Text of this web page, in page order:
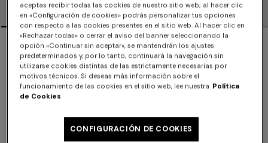
NOVIDADES
Top cruzado en viscosa lamé con trabajo
raschel
aceptas recibir todas las cookies de nuestro sitio web; al hacer clic
en «Configuración de cookies» podrás personalizar tus opciones
con respecto a las cookies presentes en el sitio web. Al hacer clic en
«Rechazar todas» o cerrar el aviso del banner seleccionando la
opción «Continuar sin aceptar», se mantendrán los ajustes
predeterminados y, por lo tanto, continuará la navegación sin
utilizarse cookies distintas de las estrictamente necesarias por
motivos técnicos. Si deseas más información sobre el
funcionamiento de las cookies en el sitio web, lee nuestra Política
de Cookies
CONFIGURACIÓN DE COOKIES